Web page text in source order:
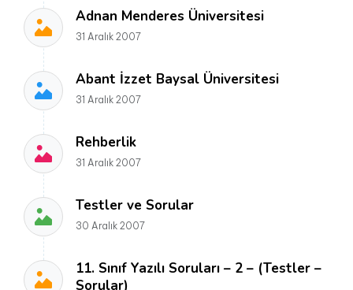
Adnan Menderes Üniversitesi
31 Aralık 2007
Abant İzzet Baysal Üniversitesi
31 Aralık 2007
Rehberlik
31 Aralık 2007
Testler ve Sorular
30 Aralık 2007
11. Sınıf Yazılı Soruları – 2 – (Testler –
Sorular)